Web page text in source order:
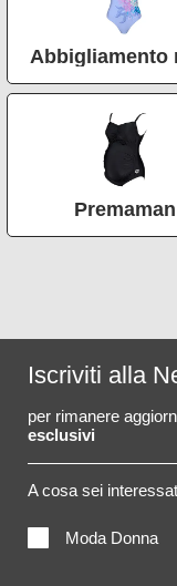
Abbigliamento
Premaman
Iscriviti alla
per rimanere
esclusivi
A cosa sei
Moda Donna